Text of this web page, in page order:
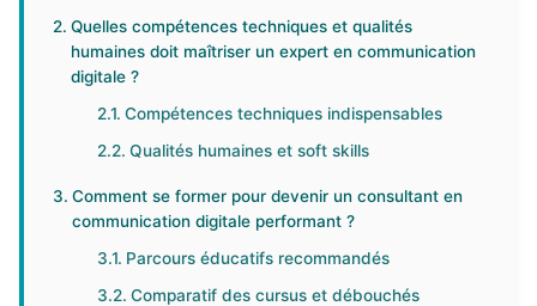
Quelles compétences techniques et qualités
humaines doit maîtriser un expert en communication
digitale ?
Compétences techniques indispensables
Qualités humaines et soft skills
Comment se former pour devenir un consultant en
communication digitale performant ?
Parcours éducatifs recommandés
Comparatif des cursus et débouchés